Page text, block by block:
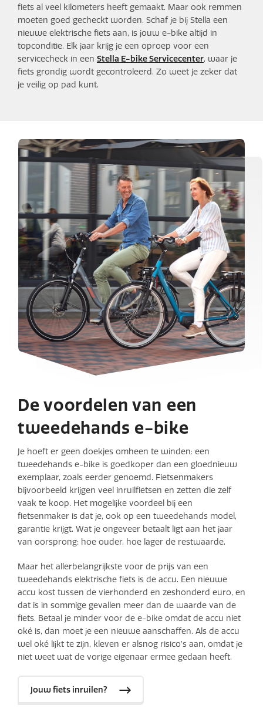
fiets al veel kilometers heeft gemaakt. Maar ook remmen
moeten goed gecheckt worden. Schaf je bij Stella een
nieuwe elektrische fiets aan, is jouw e-bike altijd in
topconditie. Elk jaar krijg je een oproep voor een
servicecheck in een Stella E-bike Servicecenter, waar je
fiets grondig wordt gecontroleerd. Zo weet je zeker dat
je veilig op pad kunt.
De voordelen van een
tweedehands e-bike
Je hoeft er geen doekjes omheen te winden: een
tweedehands e-bike is goedkoper dan een gloednieuw
exemplaar, zoals eerder genoemd. Fietsenmakers
bijvoorbeeld krijgen veel inruilfietsen en zetten die zelf
vaak te koop. Het mogelijke voordeel bij een
fietsenmaker is dat je, ook op een tweedehands model,
garantie krijgt. Wat je ongeveer betaalt ligt aan het jaar
van oorsprong: hoe ouder, hoe lager de restwaarde.
Maar het allerbelangrijkste voor de prijs van een
tweedehands elektrische fiets is de accu. Een nieuwe
accu kost tussen de vierhonderd en zeshonderd euro, en
dat is in sommige gevallen meer dan de waarde van de
fiets. Betaal je minder voor de e-bike omdat de accu niet
oké is, dan moet je een nieuwe aanschaffen. Als de accu
wel oké lijkt te zijn, kleven er alsnog risico’s aan, omdat je
niet weet wat de vorige eigenaar ermee gedaan heeft.
Jouw fiets inruilen?